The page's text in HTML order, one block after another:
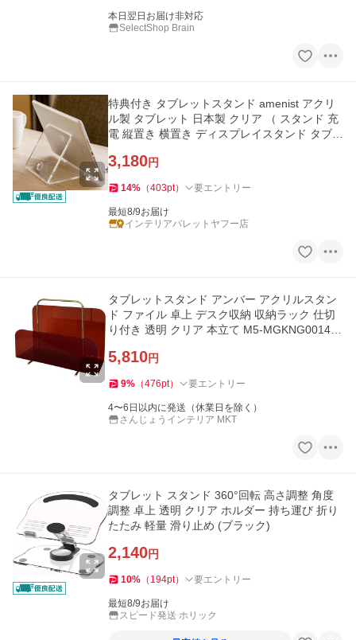
本日翌日お届け非対応
SelectShop Brain
特典付き タブレットスタンド amenist アクリ
ル製 タブレット 日本製 クリア （ スタンド 充
電 縦置き 横置き ディスプレイスタンド タブレ
3,180円
14% （403pt） 要エントリー
最短8/9お届け
インテリアパレットヤフー店
タブレットスタンド アンバー アクリルスタン
ド ファイル 卓上 デスク収納 収納ラック 仕切
り付き 透明 クリア 本立て M5-MGKNG00148
5,810円
9% （476pt） 要エントリー
4〜6日以内に発送（休業日を除く）
さんじょうインテリア MKT
タブレット スタンド 360°回転 高さ調整 角度
調整 卓上 透明 クリア ホルダー 持ち運び 折り
たたみ 軽量 滑り止め (ブラック)
2,140円
10% （ 194pt） 要エントリー
最短8/9お届け
スピード発送 ホリック